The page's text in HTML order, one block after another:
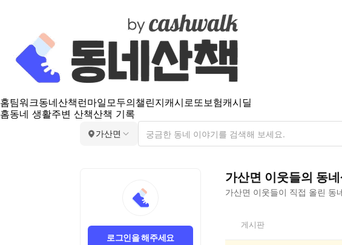
홈팀워크동네산책 런마일모두의챌린지캐시로또보험캐시딜
홈동네 생활주변 산책산책 기록
가산면
로그인을 해주세요
가산면 이웃들의 동
가산면 이웃들이 직접 올린 동
면
게시판